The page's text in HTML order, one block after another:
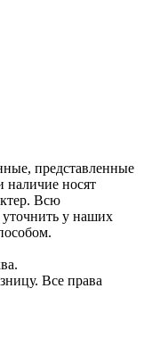
представленные
наличие носят
Всю
у наших
Все права